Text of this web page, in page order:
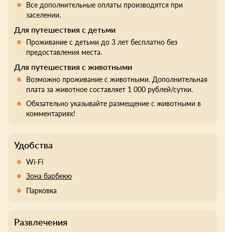
Все дополнительные оплаты производятся при
заселении.
Для путешествия с детьми
Проживание с детьми до 3 лет бесплатно без
предоставления места.
Для путешествия с животными
Возможно проживание с животными. Дополнительная
плата за животное составляет 1 000 рублей/сутки.
Обязательно указывайте размещение с животными в
комментариях!
Удобства
Wi-Fi
Зона барбекю
Парковка
Развлечения